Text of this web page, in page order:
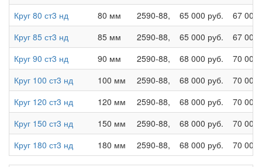
Круг 80 ст3 нд
80 мм 2590-88, 65 000 руб.
67 000
Круг 85 ст3 нд
85 мм 2590-88, 65 000 руб.
67 000
Круг 90 ст3 нд
90 мм 2590-88, 68 000 руб.
70 000
Круг 100 ст3 нд
100 мм 2590-88, 68 000 руб.
70 000
Круг 120 ст3 нд
120 мм 2590-88, 68 000 руб.
70 000
Круг 150 ст3 нд
150 мм 2590-88, 68 000 руб.
70 000
Круг 180 ст3 нд
180 мм 2590-88, 68 000 руб. 70 000